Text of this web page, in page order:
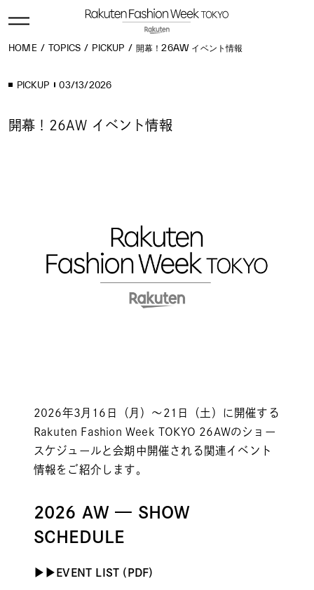
HOME TOPICS PICKUP 開幕！26AW イベント情報
PICKUP 03/13/2026
開幕！26AW イベント情報
2026年3月16日（月）〜21日（土）に開催する
Rakuten Fashion Week TOKYO 26AWのショー
スケジュールと会期中開催される関連イベント
情報をご紹介します。
2026 AW — SHOW
SCHEDULE
▶︎ ▶︎ EVENT LIST (PDF)